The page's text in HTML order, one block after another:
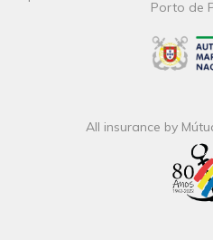
Porto de
All insurance by